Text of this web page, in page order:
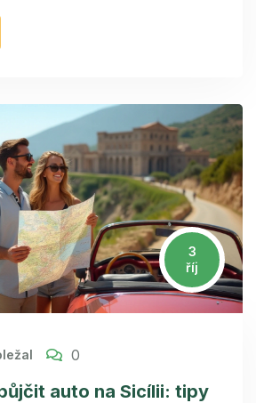
3
říj
0
auto na Sicílii: tipy